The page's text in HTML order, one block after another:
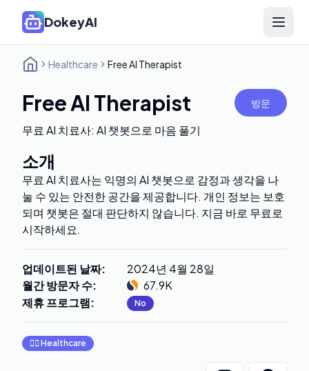
DokeyAI Open
Healthcare Free AI Therapist
Free AI Therapist 방문
무료 AI 치료사: AI 챗봇으로 마음 풀기
소개
무료 AI 치료사는 익명의 AI 챗봇으로 감정과 생각을 나
눌 수 있는 안전한 공간을 제공합니다. 개인 정보는 보호
되며 챗봇은 절대 판단하지 않습니다. 지금 바로 무료로
시작하세요.
업데이트된 날짜:
2024년 4월 28일
월간 방문자 수:
67.9K
제휴 프로그램: No
👩‍⚕️ Healthcare